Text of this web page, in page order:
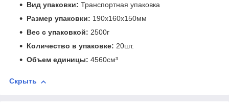
Вид упаковки: Транспортная упаковка
Размер упаковки: 190x160x150мм
Вес с упаковкой: 2500г
Количество в упаковке: 20шт.
Объем единицы: 4560см³
Скрыть